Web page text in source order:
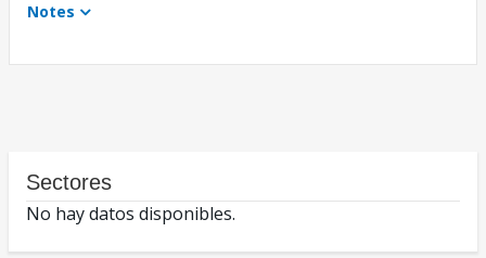
Notes
Sectores
No hay datos disponibles.